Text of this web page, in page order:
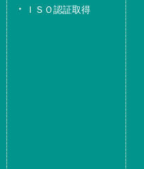
ＩＳＯ認証取得